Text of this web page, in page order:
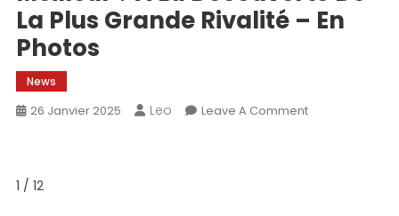
La Plus Grande Rivalité – En
Photos
News
26 Janvier 2025 Leo Leave A CommentOn
1 / 12